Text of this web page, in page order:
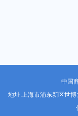
中国
地址:上海市浦东新区世博